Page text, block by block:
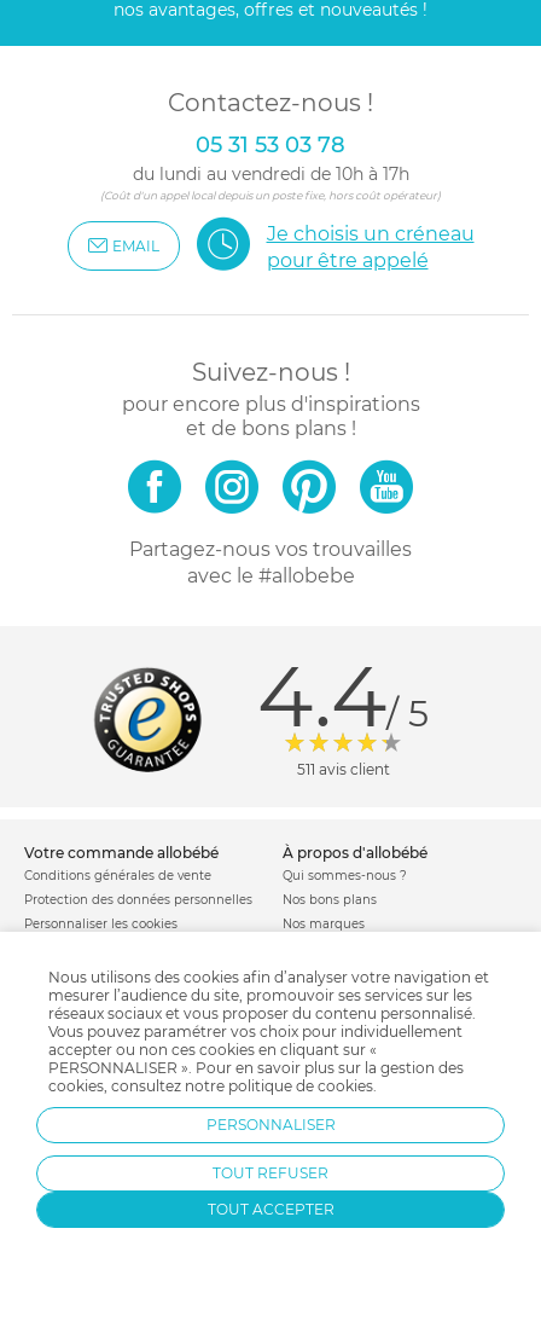
nos avantages, offres et nouveautés !
Contactez-nous !
05 31 53 03 78
du lundi au vendredi de 10h à 17h
(Coût d'un appel local depuis un poste fixe, hors coût opérateur)
EMAIL
Je choisis un créneau
pour être appelé
Suivez-nous !
pour encore plus d'inspirations
et de bons plans !
Partagez-nous vos trouvailles
avec le #allobebe
4.4/ 5
511 avis client
votre commande allobébé
Conditions générales de vente
Protection des données personnelles
Personnaliser les cookies
Modes de livraison
Moyens de paiement
Garantie stock & produit
Satisfait ou remboursé
à propos d'allobébé
Qui sommes-nous ?
Nos bons plans
Nos marques
Comment se protéger du phishing ?
Soldes allobébé
allobébé vous recommande
Nos labels
Nos licences
Besoin d'aide ?
FAQ
les plus d'allobébé
Infos conseils
Jeux concours
Valise de maternité
Paiement sécurisé
Nous utilisons des cookies afin d’analyser votre navigation et
mesurer l’audience du site, promouvoir ses services sur les
réseaux sociaux et vous proposer du contenu personnalisé.
Vous pouvez paramétrer vos choix pour individuellement
accepter ou non ces cookies en cliquant sur «
PERSONNALISER ». Pour en savoir plus sur la gestion des
cookies, consultez notre politique de cookies.
PERSONNALISER
TOUT REFUSER
TOUT ACCEPTER